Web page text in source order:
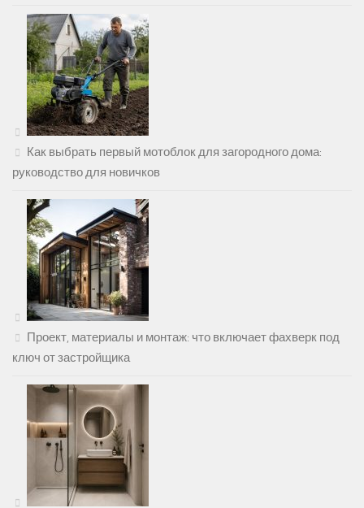
Как выбрать первый мотоблок для загородного дома:
руководство для новичков
Проект, материалы и монтаж: что включает фахверк под
ключ от застройщика